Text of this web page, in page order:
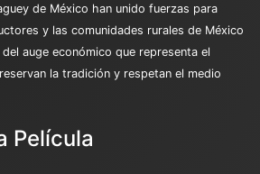
de México han unido fuerzas para
y las comunidades rurales de México
auge económico que representa el
la tradición y respetan el medio
Película